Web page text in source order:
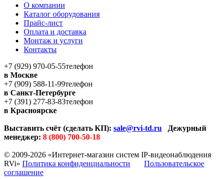
О компании
Каталог оборудования
Прайс-лист
Оплата и доставка
Монтаж и услуги
Контакты
+7 (929) 970-05-55телефон
в Москве
+7 (909) 588-11-99телефон
в Санкт-Петербурге
+7 (391) 277-83-83телефон
в Красноярске
Выставить счёт (сделать КП): sale@rvi-td.ru
Дежурный
менеджер: 8 (800) 700-50-18
© 2009-2026 «Интернет-магазин систем IP-видеонаблюдения
RVi» Политика конфиденциальности
Пользовательское
соглашение